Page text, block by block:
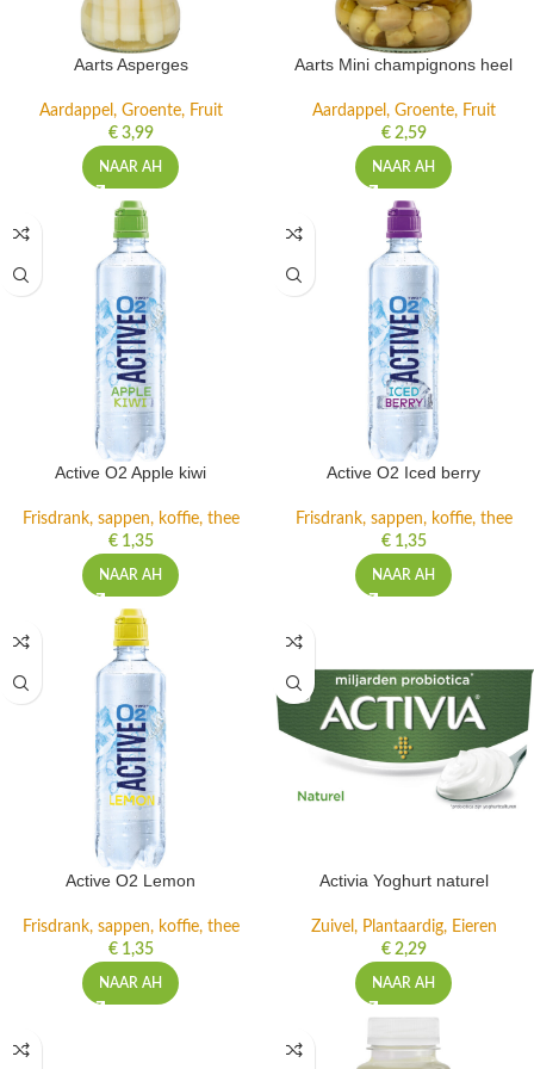
Aarts Asperges
Aardappel, Groente, Fruit
€3,99
NAAR AH
Aarts Mini champignons heel
Aardappel, Groente, Fruit
€2,59
NAAR AH
Active O2 Apple kiwi
Frisdrank, sappen, koffie, thee
€1,35
NAAR AH
Active O2 Iced berry
Frisdrank, sappen, koffie, thee
€1,35
NAAR AH
Active O2 Lemon
Frisdrank, sappen, koffie, thee
€1,35
NAAR AH
Activia Yoghurt naturel
Zuivel, Plantaardig, Eieren
€2,29
NAAR AH